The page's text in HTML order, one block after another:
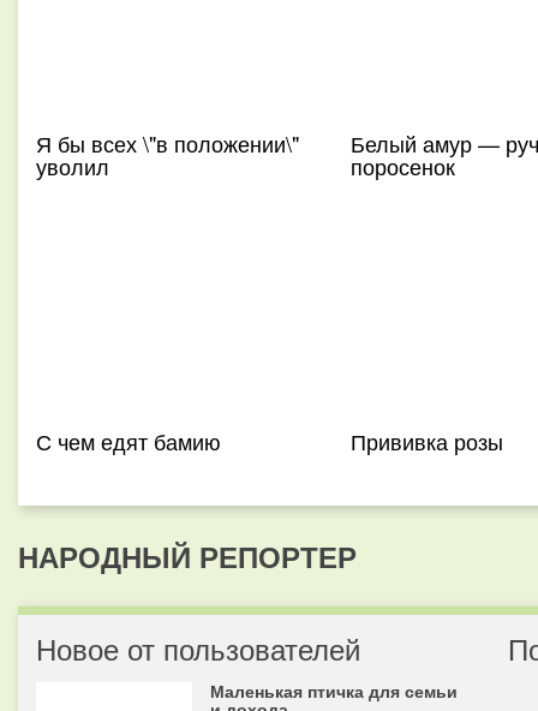
Я бы всех \"в положении\"
уволил
Белый амур —
поросенок
С чем едят бамию Прививка розы
НАРОДНЫЙ РЕПОРТЕР
Новое от пользователей
Маленькая птичка для семьи